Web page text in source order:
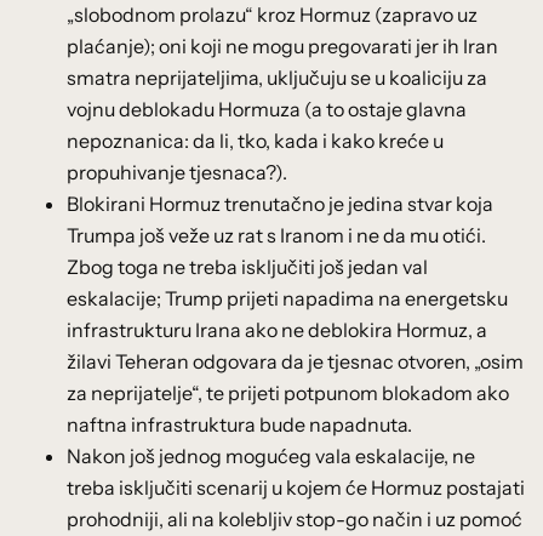
„slobodnom prolazu“ kroz Hormuz (zapravo uz
plaćanje); oni koji ne mogu pregovarati jer ih Iran
smatra neprijateljima, uključuju se u koaliciju za
vojnu deblokadu Hormuza (a to ostaje glavna
nepoznanica: da li, tko, kada i kako kreće u
propuhivanje tjesnaca?).
Blokirani Hormuz trenutačno je jedina stvar koja
Trumpa još veže uz rat s Iranom i ne da mu otići.
Zbog toga ne treba isključiti još jedan val
eskalacije; Trump prijeti napadima na energetsku
infrastrukturu Irana ako ne deblokira Hormuz, a
žilavi Teheran odgovara da je tjesnac otvoren, „osim
za neprijatelje“, te prijeti potpunom blokadom ako
naftna infrastruktura bude napadnuta.
Nakon još jednog mogućeg vala eskalacije, ne
treba isključiti scenarij u kojem će Hormuz postajati
prohodniji, ali na kolebljiv stop-go način i uz pomoć